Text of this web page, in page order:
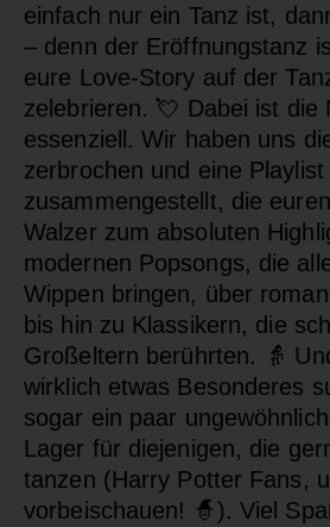
einfach nur ein Tanz ist,
– denn der Eröffnungstanz
eure Love-Story auf der
zelebrieren. 💘 Dabei ist die
essenziell. Wir haben uns
zerbrochen und eine Playlist
zusammengestellt, die
Walzer zum absoluten
modernen Popsongs, die
Wippen bringen, über
bis hin zu Klassikern, die
Großeltern berührten. 👵
wirklich etwas Besonderes
sogar ein paar
Lager für diejenigen, die
tanzen (Harry Potter Fans,
vorbeischauen! 🧙). Viel